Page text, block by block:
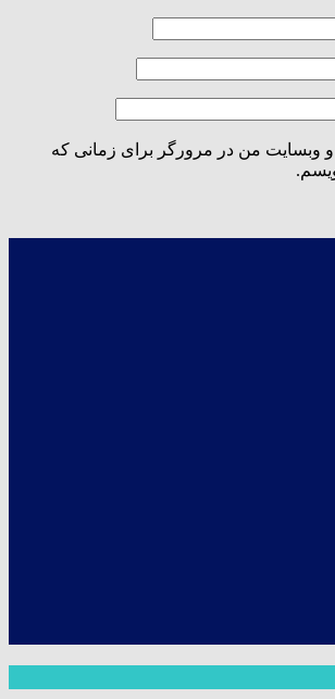
و وبسایت من در مرورگر برای زمانی که